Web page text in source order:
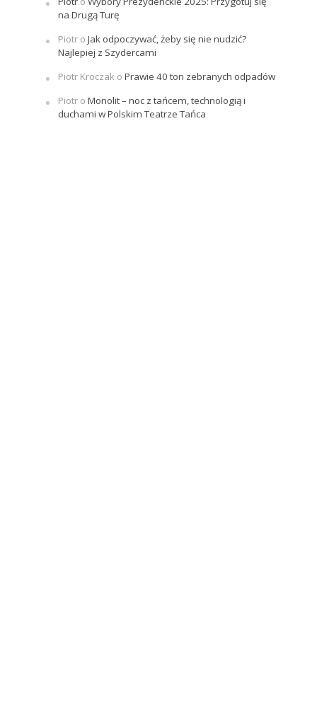
na Drugą Turę
Piotro Jak odpoczywać, żeby się nie nudzić?
Najlepiej z Szydercami
Piotr Kroczako Prawie 40 ton zebranych odpadów
Piotro Monolit – noc z tańcem, technologią i
duchami w Polskim Teatrze Tańca